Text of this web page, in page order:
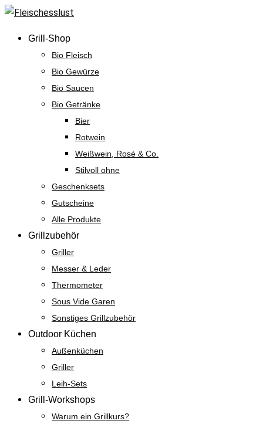
Skip
content
Grill-Shop
Bio Fleisch
Bio Gewürze
Bio Saucen
Bio Getränke
Bier
Rotwein
Weißwein, Rosé & Co.
Stilvoll ohne
Geschenksets
Gutscheine
Alle Produkte
Grillzubehör
Griller
Messer & Leder
Thermometer
Sous Vide Garen
Sonstiges Grillzubehör
Outdoor Küchen
Außenküchen
Griller
Leih-Sets
Grill-Workshops
Warum ein Grillkurs?